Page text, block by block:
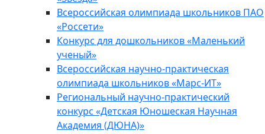
Всероссийская олимпиада школьников ПАО
«Россети»
Конкурс для дошкольников «Маленький
ученый»
Всероссийская научно-практическая
олимпиада школьников «Марс-ИТ»
Региональный научно-практический
конкурс «Детская Юношеская Научная
Академия (ДЮНА)»